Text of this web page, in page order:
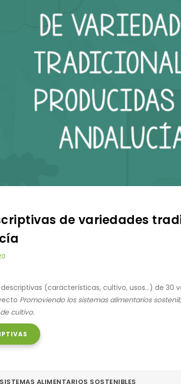
de variedades
(características, cultivo, usos...) de 30
Promoviendo los sistemas alimentarios
cultivo.
ALIMENTARIOS SOSTENIBLES